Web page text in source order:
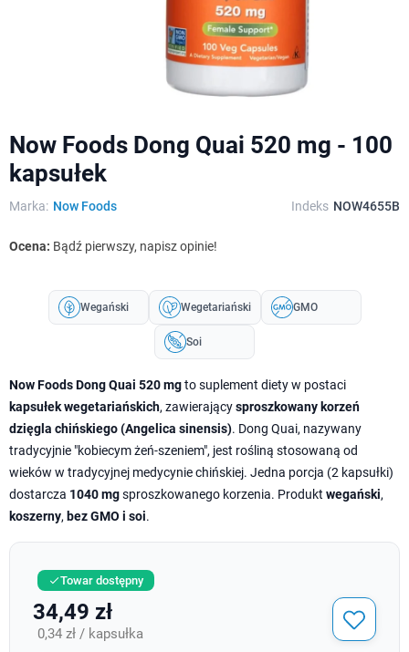
Now Foods Dong Quai 520 mg - 100
kapsułek
Marka: Now Foods Indeks NOW4655B
Ocena: Bądź pierwszy, napisz opinie!
Wegański Wegetariański GMO
Soi
Now Foods Dong Quai 520 mgto suplement diety w postaci
kapsułek wegetariańskich, zawierającysproszkowany korzeń
dzięgla chińskiego (Angelica sinensis). Dong Quai, nazywany
tradycyjnie "kobiecym żeń-szeniem", jest rośliną stosowaną od
wieków w tradycyjnej medycynie chińskiej. Jedna porcja (2 kapsułki)
dostarcza 1040 mgsproszkowanego korzenia. Produkt wegański,
koszerny, bez GMO i soi.
Towar dostępny
34,49 zł
0,34 zł / kapsułka